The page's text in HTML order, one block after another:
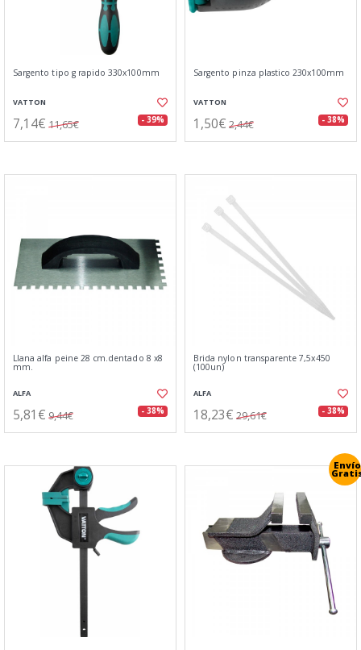
Sargento tipo g rapido 330x100mm
VATTON
7,14€ 11,65€ - 39%
Sargento pinza plastico 230x100mm
VATTON
1,50€ 2,44€ - 38%
Llana alfa peine 28 cm.dentado 8 x8
mm.
ALFA
5,81€ 9,44€ - 38%
Brida nylon transparente 7,5x450
(100un)
ALFA
18,23€ 29,61€ - 38%
Envío